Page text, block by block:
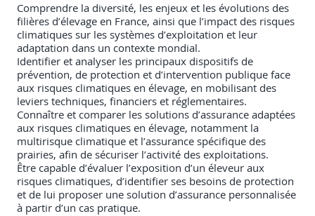
Comprendre la diversité, les enjeux et les évolutions des
filières d’élevage en France, ainsi que l’impact des risques
climatiques sur les systèmes d’exploitation et leur
adaptation dans un contexte mondial.
Identifier et analyser les principaux dispositifs de
prévention, de protection et d’intervention publique face
aux risques climatiques en élevage, en mobilisant des
leviers techniques, financiers et réglementaires.
Connaître et comparer les solutions d’assurance adaptées
aux risques climatiques en élevage, notamment la
multirisque climatique et l’assurance spécifique des
prairies, afin de sécuriser l’activité des exploitations.
Être capable d’évaluer l’exposition d’un éleveur aux
risques climatiques, d’identifier ses besoins de protection
et de lui proposer une solution d’assurance personnalisée
à partir d’un cas pratique.